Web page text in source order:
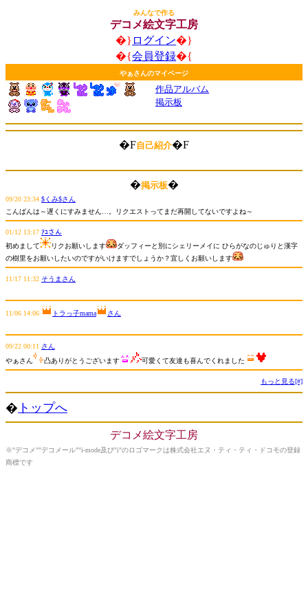
みんなで作る
デコメ絵文字工房
�} ログイン�}
�{会員登録�{
やぁさんのマイページ
作品アルバム
掲示板
�F自己紹介�F
�掲示板�
09/20 23:34 $くみ$さん
こんばんは～遅くにすみません…。リクエストってまだ再開してないですよね～
01/12 13:17 ｱﾕさん
初めまして
リクお願いします
ダッフィーと別にシェリーメイに ひらがなのじゅりと漢字
の樹里をお願いしたいのですがいけますでしょうか？宜しくお願いします
11/17 11:32 そうまさん
11/06 14:06 トラっ子mama さん
09/22 00:11 さん
やぁさん
凸ありがとうございます 可愛くて友達も喜んでくれました
もっと見る[#]
� トップへ
デコメ絵文字工房
※"デコメ""デコメール""i-mode及び"i"のロゴマークは株式会社エヌ・ティ・ティ・ドコモの登録
商標です